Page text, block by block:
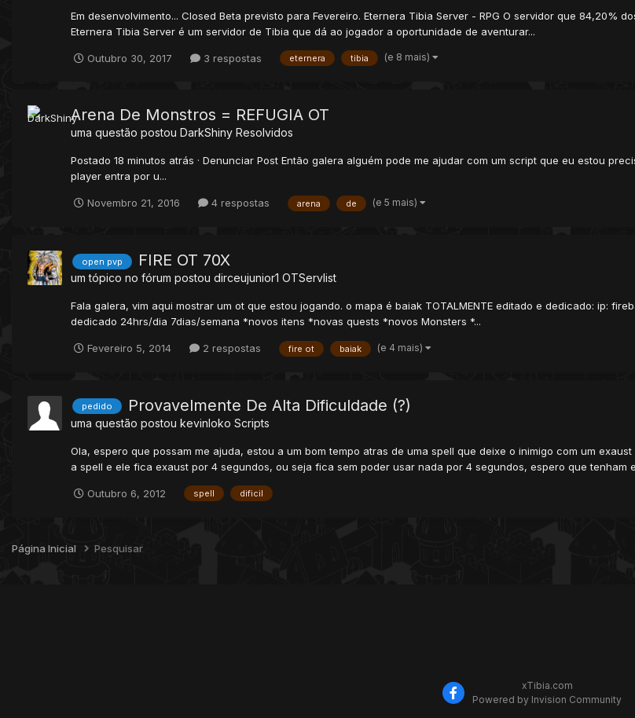
Em desenvolvimento... Closed Beta previsto para Fevereiro. Eternera Tibia Server - RPG O servidor que 84,20%
Eternera Tibia Server é um servidor de Tibia que dá ao jogador a oportunidade de aventurar...
Outubro 30, 2017 3 respostas eternera tibia (e 8 mais)
Arena De Monstros = REFUGIA OT
uma questão postou DarkShiny Resolvidos
Postado 18 minutos atrás · Denunciar Post Então galera alguém pode me ajudar com um script que eu estou
player entra por u...
Novembro 21, 2016 4 respostas arena de (e 5 mais)
open pvp FIRE OT 70X
um tópico no fórum postou dirceujunior1 OTServlist
Fala galera, vim aqui mostrar um ot que estou jogando. o mapa é baiak TOTALMENTE editado e dedicado: ip:
dedicado 24hrs/dia 7dias/semana *novos itens *novas quests *novos Monsters *...
Fevereiro 5, 2014 2 respostas fire ot baiak (e 4 mais)
pedido Provavelmente De Alta Dificuldade (?)
uma questão postou kevinloko Scripts
Ola, espero que possam me ajuda, estou a um bom tempo atras de uma spell que deixe o inimigo com um
a spell e ele fica exaust por 4 segundos, ou seja fica sem poder usar nada por 4 segundos, espero que tenham
Outubro 6, 2012 spell dificil
Página Inicial Pesquisar
xTibia.com
Powered by Invision Community